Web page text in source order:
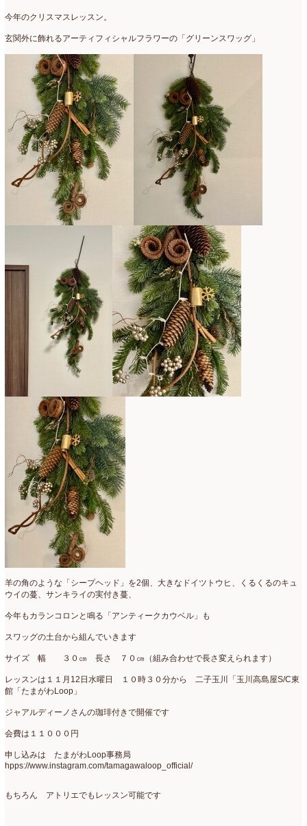
今年のクリスマスレッスン。
玄関外に飾れるアーティフィシャルフラワーの「グリーンスワッグ」
羊の角のような「シープヘッド」を2個、大きなドイツトウヒ、くるくるのキュ
ウイの蔓、サンキライの実付き蔓、
今年もカランコロンと鳴る「アンティークカウベル」も
スワッグの土台から組んでいきます
サイズ 幅 ３０㎝ 長さ ７０㎝（組み合わせで長さ変えられます）
レッスンは１１月12日水曜日 １０時３０分から 二子玉川「玉川高島屋S/C東
館「たまがわLoop」
ジャアルディーノさんの珈琲付きで開催です
会費は１１０００円
申し込みは たまがわLoop事務局
hpps://www.instagram.com/tamagawaloop_official/
もちろん アトリエでもレッスン可能です